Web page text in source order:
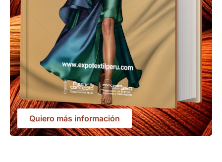
Quiero más información